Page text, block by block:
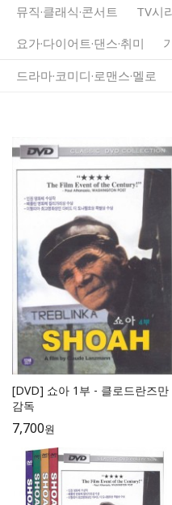
뮤직·클래식·콘서트
TV시
요가·다이어트·댄스·취미
드라마·코미디·로맨스·멜로
[DVD] 쇼아 1부 - 클로드란즈만
감독
7,700원